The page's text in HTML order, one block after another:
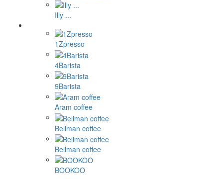
Illy ...
1Zpresso
4Barista
9Barista
Aram coffee
Bellman coffee
Bellman coffee
BOOKOO